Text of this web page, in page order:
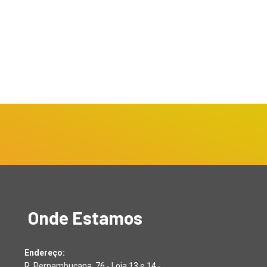
Onde Estamos
Endereço: